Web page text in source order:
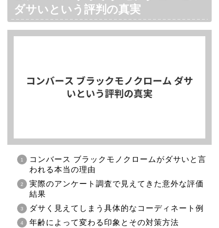
ダサいという評判の真実
コンバース ブラックモノクロームがダサいと言
われる本当の理由
実際のアンケート調査で見えてきた意外な評価
結果
ダサく見えてしまう具体的なコーディネート例
年齢によって変わる印象とその対策方法